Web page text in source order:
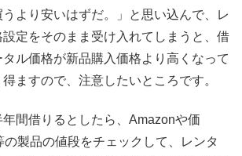
うより安いはずだ。」と思い込んで、レ
定をそのまま受け入れてしまうと、借
ル価格が新品購入価格より高くなって
ますので、注意したいところです。
間借りるとしたら、Amazonや価
の製品の値段をチェックして、レンタ